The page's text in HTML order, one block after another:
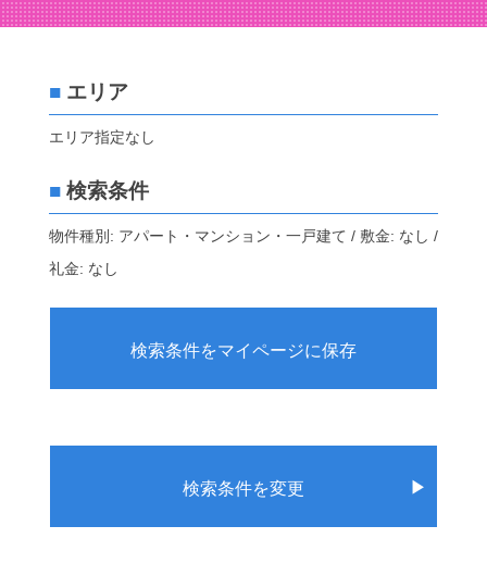
■エリア
エリア指定なし
■検索条件
物件種別: アパート・マンション・一戸建て / 敷金: なし /
礼金: なし
検索条件をマイページに保存
検索条件を変更 ▶